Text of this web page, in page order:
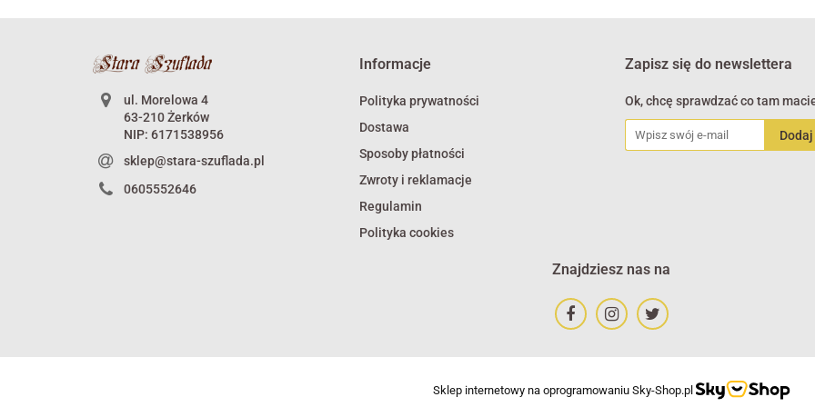
ul. Morelowa 4
63-210 Żerków
NIP: 6171538956
sklep@stara-szuflada.pl
0605552646
Informacje
Polityka prywatności
Dostawa
Sposoby płatności
Zwroty i reklamacje
Regulamin
Polityka cookies
Zapisz się do newslettera
Ok, chcę sprawdzać co tam
Znajdziesz nas na
Sklep internetowy na oprogramowaniu Sky-Shop.pl